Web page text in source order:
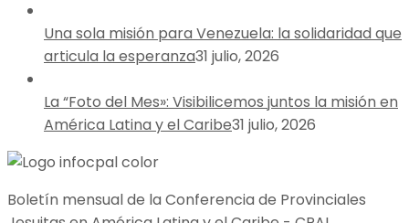
Una sola misión para Venezuela: la solidaridad que
articula la esperanza31 julio, 2026
La “Foto del Mes»: Visibilicemos juntos la misión en
América Latina y el Caribe31 julio, 2026
Boletín mensual de la Conferencia de Provinciales